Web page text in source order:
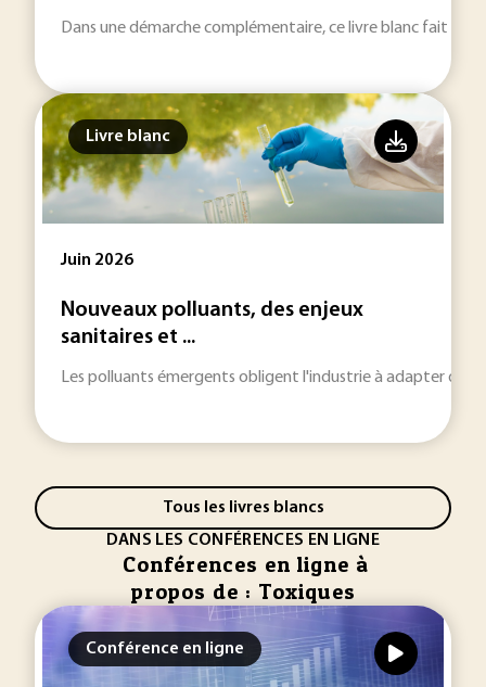
Dans une démarche complémentaire, ce livre blanc fait
Livre blanc
Juin 2026
Nouveaux polluants, des enjeux
sanitaires et ...
Les polluants émergents obligent l'industrie à adapter
Tous les livres blancs
DANS LES CONFÉRENCES EN LIGNE
Conférences en ligne à
propos de : Toxiques
Conférence en ligne